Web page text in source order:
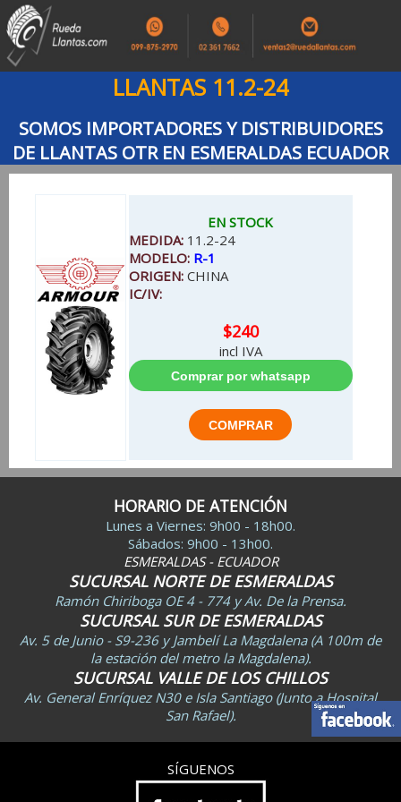
LLANTAS 11.2-24
SOMOS IMPORTADORES Y DISTRIBUIDORES
DE LLANTAS OTR EN ESMERALDAS ECUADOR
EN STOCK
MEDIDA: 11.2-24
MODELO: R-1
ORIGEN: CHINA
IC/IV:
$240
incl IVA
HORARIO DE ATENCIÓN
Lunes a Viernes: 9h00 - 18h00.
Sábados: 9h00 - 13h00.
ESMERALDAS - ECUADOR
SUCURSAL NORTE DE ESMERALDAS
Ramón Chiriboga OE 4 - 774 y Av. De la Prensa.
SUCURSAL SUR DE ESMERALDAS
Av. 5 de Junio - S9-236 y Jambelí La Magdalena (A 100m de
la estación del metro la Magdalena).
SUCURSAL VALLE DE LOS CHILLOS
Av. General Enríquez N30 e Isla Santiago (Junto a Hospital
San Rafael).
SÍGUENOS